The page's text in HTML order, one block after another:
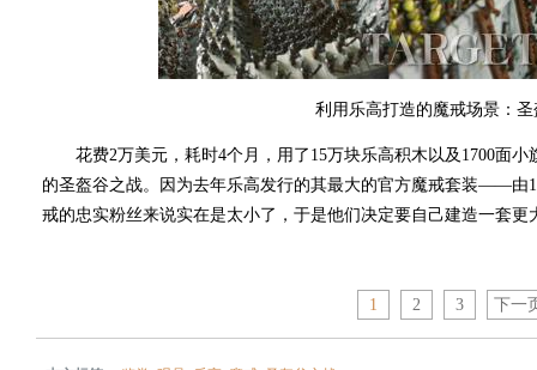
利用乐高打造的魔戒场景：
花费2万美元，耗时4个月，用了15万块乐高积木以及1700面小
的圣盔谷之战。因为去年乐高发行的其最大的官方魔戒套装——由
戒的忠实粉丝来说实在是太小了，于是他们决定要自己建造一套
1 2 3 下一